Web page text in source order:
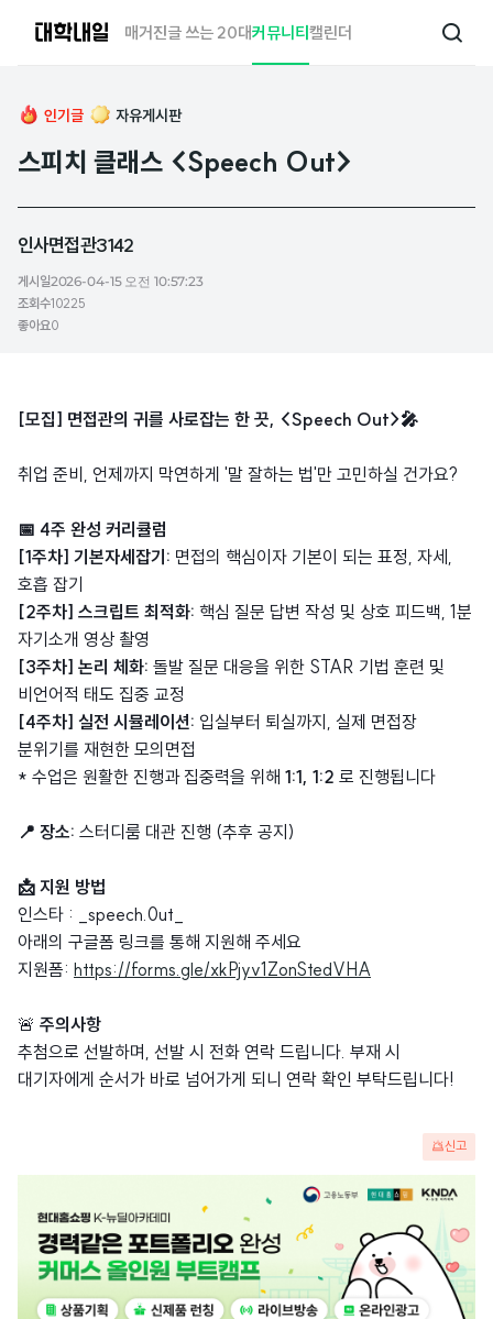
매거진글 쓰는 20대커뮤니티캘린더
검
인기글 자유게시판
스피치 클래스 <Speech Out>
인사면접관3142
게시일2026-04-15 오전 10:57:23
조회수10225
좋아요0
[모집] 면접관의 귀를 사로잡는 한 끗, <Speech Out>🎤
취업 준비, 언제까지 막연하게 '말 잘하는 법'만 고민하실 건가요?
📅 4주 완성 커리큘럼
[1주차] 기본자세잡기: 면접의 핵심이자 기본이 되는 표정, 자세,
호흡 잡기
[2주차] 스크립트 최적화: 핵심 질문 답변 작성 및 상호 피드백, 1분
자기소개 영상 촬영
[3주차] 논리 체화: 돌발 질문 대응을 위한 STAR 기법 훈련 및
비언어적 태도 집중 교정
[4주차] 실전 시뮬레이션: 입실부터 퇴실까지, 실제 면접장
분위기를 재현한 모의면접
* 수업은 원활한 진행과 집중력을 위해 1:1, 1:2 로 진행됩니다
📍 장소: 스터디룸 대관 진행 (추후 공지)
📩 지원 방법
인스타 : _speech.0ut_
아래의 구글폼 링크를 통해 지원해 주세요
지원폼: https://forms.gle/xkPjyv1ZonStedVHA
🚨 주의사항
추첨으로 선발하며, 선발 시 전화 연락 드립니다. 부재 시
대기자에게 순서가 바로 넘어가게 되니 연락 확인 부탁드립니다!
신고